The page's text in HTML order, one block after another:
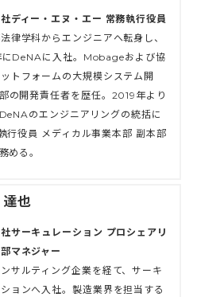
ディー・エヌ・エー 常務執行役員
律学科からエンジニアへ転身し、
にDeNAに入社。Mobageおよび協
トフォームの大規模システム開
の開発責任者を歴任。2019年より
のエンジニアリングの統括に
役員 メディカル事業本部 副本部
める。
也
サーキュレーション プロシェアリ
マネジャー
サルティング企業を経て、サーキ
ョンへ入社。製造業界を担当する